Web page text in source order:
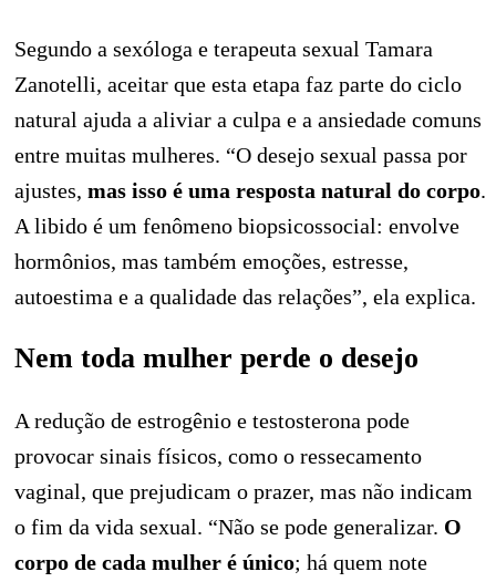
Segundo a sexóloga e terapeuta sexual Tamara
Zanotelli, aceitar que esta etapa faz parte do ciclo
natural ajuda a aliviar a culpa e a ansiedade comuns
entre muitas mulheres. “O desejo sexual passa por
ajustes, mas isso é uma resposta natural do corpo.
A libido é um fenômeno biopsicossocial: envolve
hormônios, mas também emoções, estresse,
autoestima e a qualidade das relações”, ela explica.
Nem toda mulher perde o desejo
A redução de estrogênio e testosterona pode
provocar sinais físicos, como o ressecamento
vaginal, que prejudicam o prazer, mas não indicam
o fim da vida sexual. “Não se pode generalizar. O
corpo de cada mulher é único; há quem note